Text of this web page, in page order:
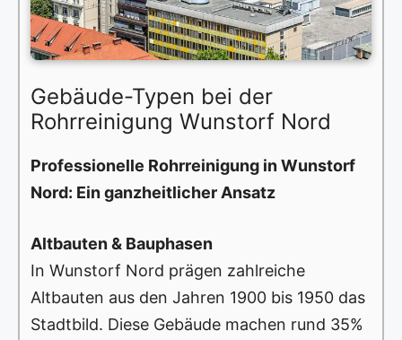
Gebäude-Typen bei der
Rohrreinigung Wunstorf Nord
Professionelle Rohrreinigung in Wunstorf
Nord: Ein ganzheitlicher Ansatz
Altbauten & Bauphasen
In Wunstorf Nord prägen zahlreiche
Altbauten aus den Jahren 1900 bis 1950 das
Stadtbild. Diese Gebäude machen rund 35%